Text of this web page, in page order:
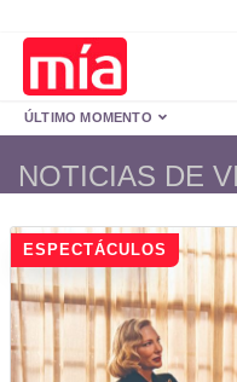
ÚLTIMO MOMENTO
NOTICIAS DE
ESPECTÁCULOS